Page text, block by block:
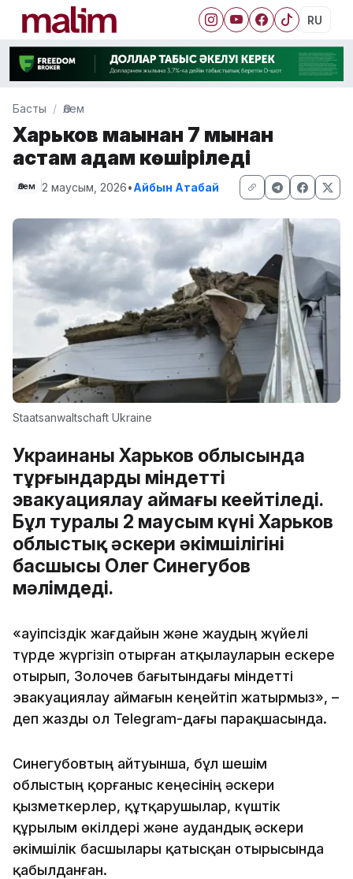
RU
Басты Әлем
Харьков маңынан 7 мыңнан
астам адам көшіріледі
Әлем 2 маусым, 2026•Айбын Атабай
Staatsanwaltschaft Ukraine
Украинаның Харьков облысында
тұрғындарды міндетті
эвакуациялау аймағы кеңейтіледі.
Бұл туралы 2 маусым күні Харьков
облыстық әскери әкімшілігінің
басшысы Олег Синегубов
мәлімдеді.
«Қауіпсіздік жағдайын және жаудың жүйелі
түрде жүргізіп отырған атқылауларын ескере
отырып, Золочев бағытындағы міндетті
эвакуациялау аймағын кеңейтіп жатырмыз», –
деп жазды ол Telegram-дағы парақшасында.
Синегубовтың айтуынша, бұл шешім
облыстың қорғаныс кеңесінің әскери
қызметкерлер, құтқарушылар, күштік
құрылым өкілдері және аудандық әскери
әкімшілік басшылары қатысқан отырысында
қабылданған.